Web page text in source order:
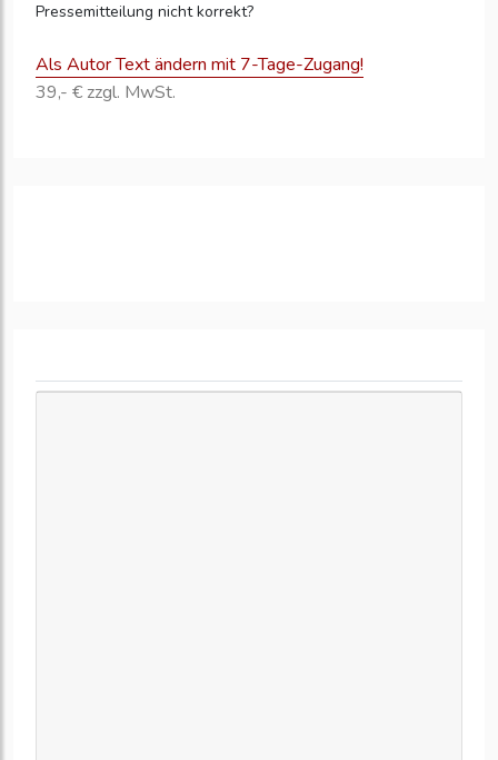
Pressemitteilung nicht korrekt?
Als Autor Text ändern mit 7-Tage-Zugang!
39,- € zzgl. MwSt.